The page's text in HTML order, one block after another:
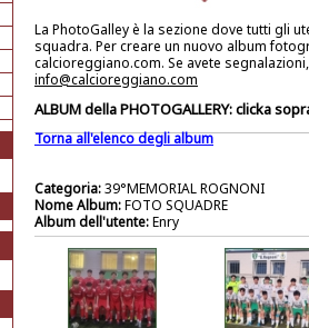
La PhotoGalley è la sezione dove tutti gli
squadra. Per creare un nuovo album
calcioreggiano.com. Se avete
info@calcioreggiano.com
ALBUM della PHOTOGALLERY: clicka
Torna all'elenco degli album
Categoria:39°MEMORIAL ROGNONI
Nome Album:FOTO SQUADRE
Album dell'utente:Enry